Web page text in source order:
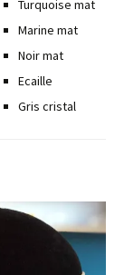
Turquoise mat
Marine mat
Noir mat
Ecaille
Gris cristal